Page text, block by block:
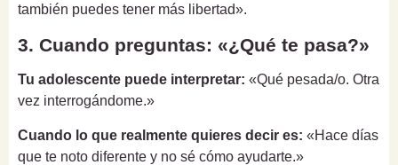
también puedes tener más libertad».
3. Cuando preguntas: «¿Qué te pasa?»
Tu adolescente puede interpretar: «Qué pesada/o. Otra
vez interrogándome.»
Cuando lo que realmente quieres decir es: «Hace días
que te noto diferente y no sé cómo ayudarte.»